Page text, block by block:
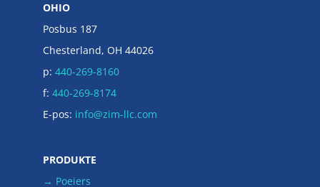
OHIO
Posbus 187
Chesterland, OH 44026
p: 440-269-8160
f: 440-269-8174
E-pos: info@zim-llc.com
PRODUKTE
→ Poeiers